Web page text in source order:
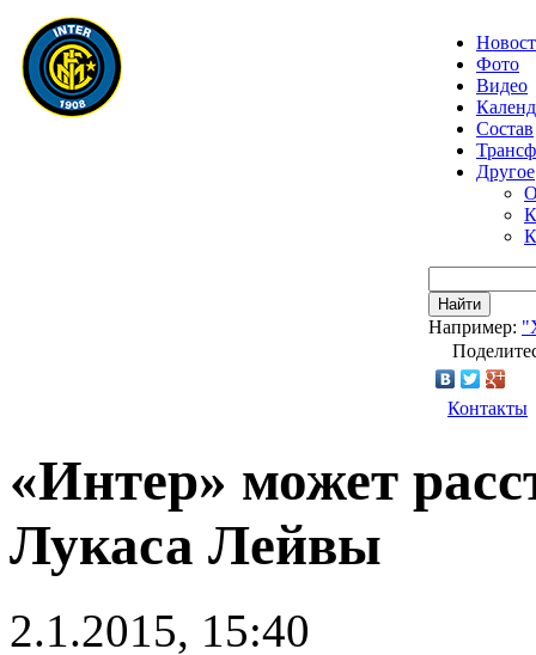
Фото
Видео
Состав
Другое
Найти
Например:
Контакты
«Интер» может
Лукаса Лейвы
2.1.2015, 15:40